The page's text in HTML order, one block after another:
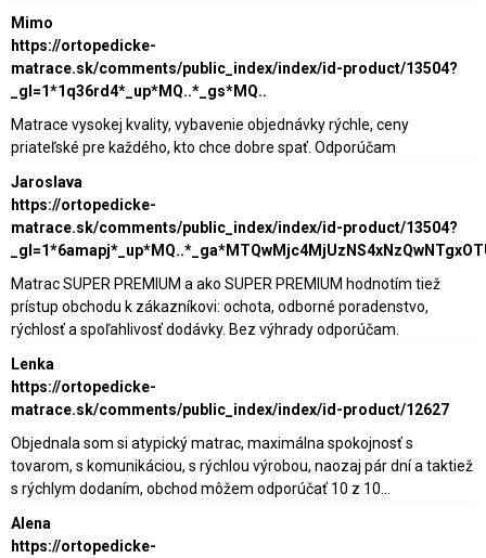
Mimo
https://ortopedicke-
matrace.sk/comments/public_index/index/id-product/13504?
_gl=1*1q36rd4*_up*MQ..*_gs*MQ..
Matrace vysokej kvality, vybavenie objednávky rýchle, ceny
priateľské pre každého, kto chce dobre spať. Odporúčam
Jaroslava
https://ortopedicke-
matrace.sk/comments/public_index/index/id-product/13504?
Matrac SUPER PREMIUM a ako SUPER PREMIUM hodnotím tiež
prístup obchodu k zákazníkovi: ochota, odborné poradenstvo,
rýchlosť a spoľahlivosť dodávky. Bez výhrady odporúčam.
Lenka
https://ortopedicke-
matrace.sk/comments/public_index/index/id-product/12627
Objednala som si atypický matrac, maximálna spokojnosť s
tovarom, s komunikáciou, s rýchlou výrobou, naozaj pár dní a taktiež
s rýchlym dodaním, obchod môžem odporúčať 10 z 10...
Alena
https://ortopedicke-